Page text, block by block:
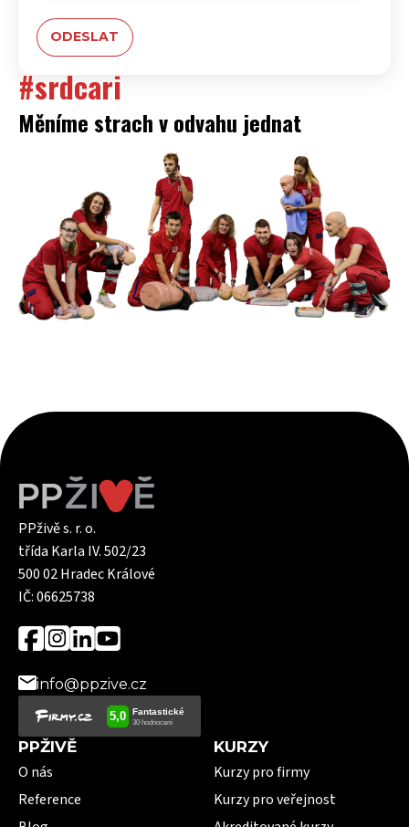
#srdcari
Měníme strach v odvahu jednat
PPživě s. r. o.
třída Karla IV. 502/23
500 02 Hradec Králové
IČ: 06625738
info@ppzive.cz
PPŽIVĚ
O nás
Reference
KURZY
Kurzy pro firmy
Kurzy pro veřejnost